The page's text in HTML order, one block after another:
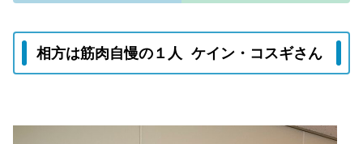
相方は筋肉自慢の１人 ケイン・コスギさん